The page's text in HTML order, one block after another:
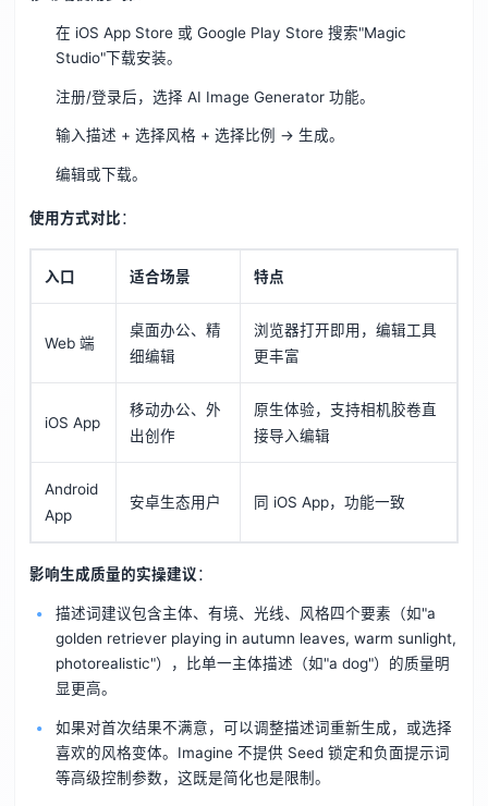
在 iOS App Store 或 Google Play Store 搜索"Magic
Studio"下载安装。
注册/登录后，选择 AI Image Generator 功能。
输入描述 + 选择风格 + 选择比例 → 生成。
编辑或下载。
使用方式对比：
入口 适合场景 特点
Web 端
桌面办公、精
细编辑
浏览器打开即用，编辑工具
更丰富
iOS App
移动办公、外
出创作
原生体验，支持相机胶卷直
接导入编辑
Android
App
安卓生态用户 同 iOS App，功能一致
影响生成质量的实操建议：
描述词建议包含主体、有境、光线、风格四个要素（如"a
golden retriever playing in autumn leaves, warm sunlight,
photorealistic"），比单一主体描述（如"a dog"）的质量明
显更高。
如果对首次结果不满意，可以调整描述词重新生成，或选择
喜欢的风格变体。Imagine 不提供 Seed 锁定和负面提示词
等高级控制参数，这既是简化也是限制。